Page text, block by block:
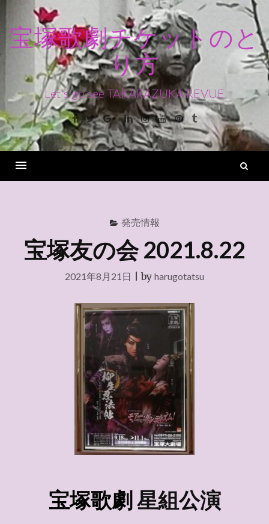
ン
ス
キ
ッ
宝塚歌劇チケットのと
り方
Let's go see TAKARAZUKA REVUE
Facebook
TwitterGoogle+LinkedinInstagram
YoutubePinterest
Tumblr
発売情報
宝塚友の会 2021.8.22
2021年8月21日 |by harugotatsu
宝塚歌劇 星組公演